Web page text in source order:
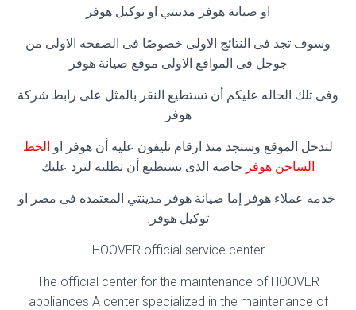
او صيانة هوفر مدينتي او توكيل هوفر
وسوف تجد فى النتائج الاولى خصوصًا فى الصفحه الاولى من
جوجل فى المواقع الاولى موقع صيانة هوفر
وفى تلك الحاله عليكم أن تستطيع النقر بالمثل على رابط شركة
هوفر
لتدخل الموقع وستجد منذ ارقام تليفون عليه أن هوفر او الخط
الساخن هوفر خاصة الذى تستطيع أن تطلبه لترد عليك
خدمه عملاء هوفر إما صيانة هوفر مدينتي المعتمده فى مصر او
توكيل هوفر.
HOOVER official service center
The official center for the maintenance of HOOVER
appliances A center specialized in the maintenance of